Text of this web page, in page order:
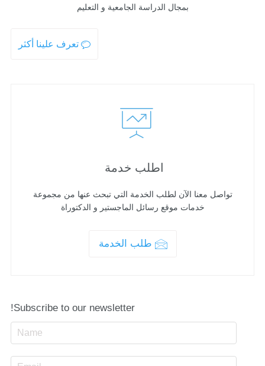
بمجال الدراسة الجامعية و التعليم
تعرف علينا أكثر
اطلب خدمة
تواصل معنا الآن لطلب الخدمة التي تبحث عنها من مجموعة
خدمات موقع رسائل الماجستير و الدكتوراة
طلب الخدمة
Subscribe to our newsletter!